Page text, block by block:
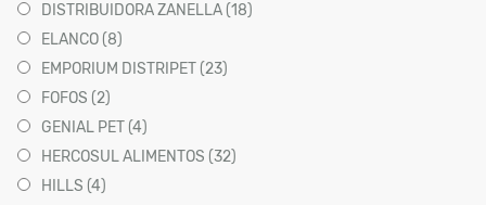
DISTRIBUIDORA ZANELLA (18)
ELANCO (8)
EMPORIUM DISTRIPET (23)
FOFOS (2)
GENIAL PET (4)
HERCOSUL ALIMENTOS (32)
HILLS (4)